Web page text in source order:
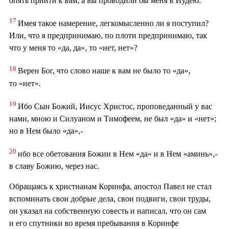
17 Имея такое намерение, легкомысленно ли я поступил?
Или, что я предпринимаю, по плоти предпринимаю, так
что у меня то «да, да», то «нет, нет»?
18 Верен Бог, что слово наше к вам не было то «да»,
то «нет».
19 Ибо Сын Божий, Иисус Христос, проповеданный у вас
нами, мною и Силуаном и Тимофеем, не был «да» и «нет»;
но в Нем было «да»,-
20 ибо все обетования Божии в Нем «да» и в Нем «аминь»,-
в славу Божию, через нас.
Обращаясь к христианам Коринфа, апостол Павел не стал
вспоминать свои добрые дела, свои подвиги, свои труды,
он указал на собственную совесть и написал, что он сам
и его спутники во время пребывания в Коринфе